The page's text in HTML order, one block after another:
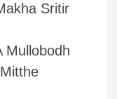
Sritir
Mullobodh